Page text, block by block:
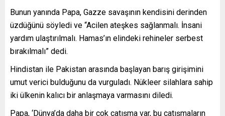
Bunun yanında Papa, Gazze savaşının kendisini derinden
üzdüğünü söyledi ve “Acilen ateşkes sağlanmalı. İnsani
yardım ulaştırılmalı. Hamas’ın elindeki rehineler serbest
bırakılmalı” dedi.
Hindistan ile Pakistan arasında başlayan barış girişimini
umut verici bulduğunu da vurguladı. Nükleer silahlara sahip
iki ülkenin kalıcı bir anlaşmaya varmasını diledi.
Papa, ‘Dünya’da daha bir çok çatışma var, bu çatışmaların